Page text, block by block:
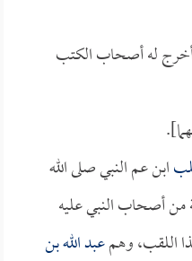
له أصحاب الكتب
ابن عم النبي صلى الله
من أصحاب النبي عليه
اللقب، وهمعبد الله بن